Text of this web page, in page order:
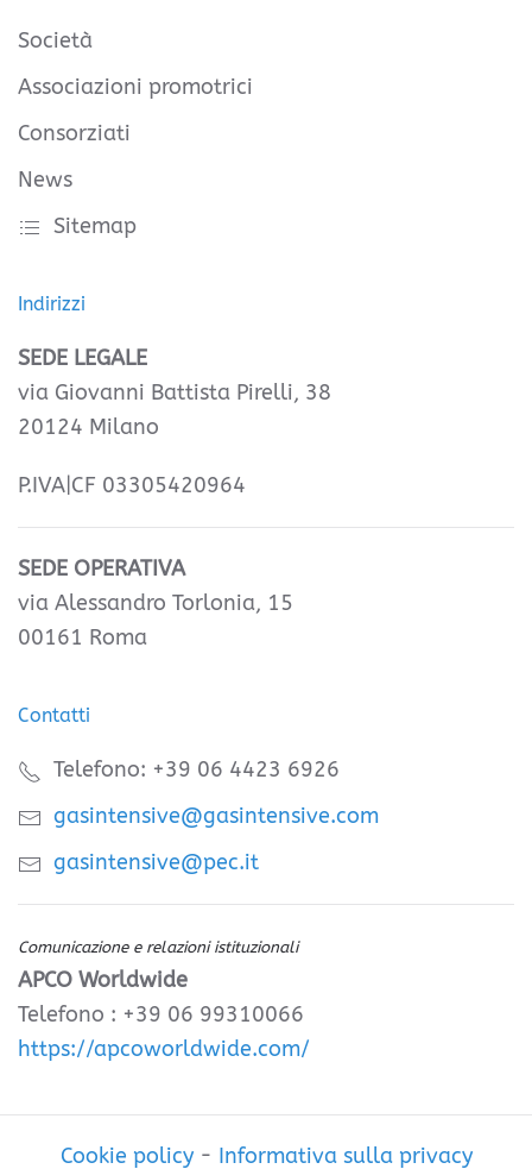
Società
Associazioni promotrici
Consorziati
News
Sitemap
Indirizzi
SEDE LEGALE
via Giovanni Battista Pirelli, 38
20124 Milano
P.IVA|CF 03305420964
SEDE OPERATIVA
via Alessandro Torlonia, 15
00161 Roma
Contatti
Telefono: +39 06 4423 6926
gasintensive@gasintensive.com
gasintensive@pec.it
Comunicazione e relazioni istituzionali
APCO Worldwide
Telefono : +39 06 99310066
https://apcoworldwide.com/
Cookie policy- Informativa sulla privacy